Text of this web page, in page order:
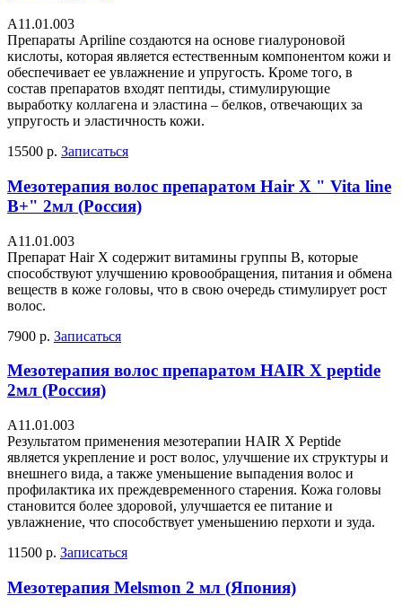
А11.01.003
Препараты Apriline создаются на основе гиалуроновой
кислоты, которая является естественным компонентом кожи и
обеспечивает ее увлажнение и упругость. Кроме того, в
состав препаратов входят пептиды, стимулирующие
выработку коллагена и эластина – белков, отвечающих за
упругость и эластичность кожи.
15500 р. Записаться
Мезотерапия волос препаратом Hair X " Vita line
B+" 2мл (Россия)
А11.01.003
Препарат Hair X содержит витамины группы В, которые
способствуют улучшению кровообращения, питания и обмена
веществ в коже головы, что в свою очередь стимулирует рост
волос.
7900 р. Записаться
Мезотерапия волос препаратом HAIR X peptide
2мл (Россия)
А11.01.003
Результатом применения мезотерапии HAIR X Peptide
является укрепление и рост волос, улучшение их структуры и
внешнего вида, а также уменьшение выпадения волос и
профилактика их преждевременного старения. Кожа головы
становится более здоровой, улучшается ее питание и
увлажнение, что способствует уменьшению перхоти и зуда.
11500 р. Записаться
Мезотерапия Melsmon 2 мл (Япония)